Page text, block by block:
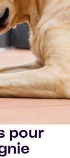
pour